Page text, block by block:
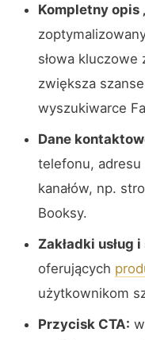
Kompletny opis
słowa kluczowe
zwiększa
wyszukiwarce
Dane
telefonu,
kanałów, np.
Booksy.
Zakładki usług
oferujących
użytkownikom
Przycisk CTA: